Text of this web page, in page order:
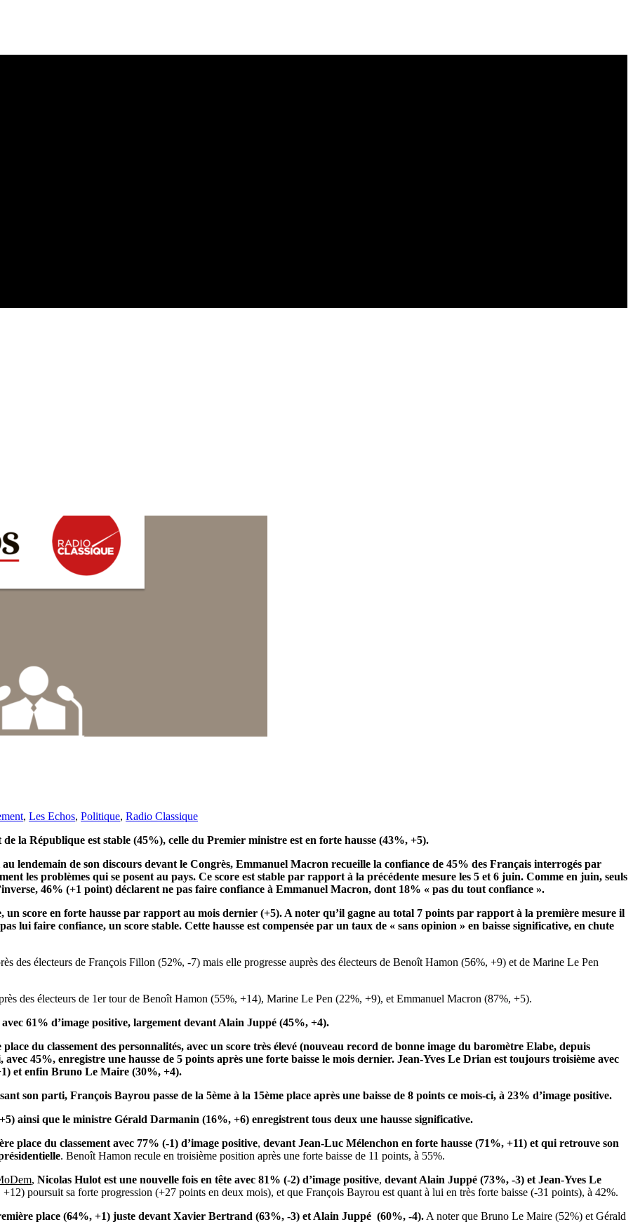
, Les Echos, Politique, Radio Classique
la République est stable (45%), celle du Premier ministre est en forte hausse (43%, +5).
lendemain de son discours devant le Congrès, Emmanuel Macron recueille la confiance de 45% des Français interrogés par
les problèmes qui se posent au pays. Ce score est stable par rapport à la précédente mesure les 5 et 6 juin. Comme en juin, seuls
46% (+1 point) déclarent ne pas faire confiance à Emmanuel Macron, dont 18% « pas du tout confiance ».
score en forte hausse par rapport au mois dernier (+5). A noter qu’il gagne au total 7 points par rapport à la première mesure il
lui faire confiance, un score stable. Cette hausse est compensée par un taux de « sans opinion » en baisse significative, en chute
des électeurs de François Fillon (52%, -7) mais elle progresse auprès des électeurs de Benoît Hamon (56%, +9) et de Marine Le Pen
des électeurs de 1er tour de Benoît Hamon (55%, +14), Marine Le Pen (22%, +9), et Emmanuel Macron (87%, +5).
61% d’image positive, largement devant Alain Juppé (45%, +4).
du classement des personnalités, avec un score très élevé (nouveau record de bonne image du baromètre Elabe, depuis
45%, enregistre une hausse de 5 points après une forte baisse le mois dernier. Jean-Yves Le Drian est toujours troisième avec
et enfin Bruno Le Maire (30%, +4).
son parti, François Bayrou passe de la 5ème à la 15ème place après une baisse de 8 points ce mois-ci, à 23% d’image positive.
ainsi que le ministre Gérald Darmanin (16%, +6) enregistrent tous deux une hausse significative.
place du classement avec 77% (-1) d’image positive, devant Jean-Luc Mélenchon en forte hausse (71%, +11) et qui retrouve son
. Benoît Hamon recule en troisième position après une forte baisse de 11 points, à 55%.
, Nicolas Hulot est une nouvelle fois en tête avec 81% (-2) d’image positive, devant Alain Juppé (73%, -3) et Jean-Yves Le
poursuit sa forte progression (+27 points en deux mois), et que François Bayrou est quant à lui en très forte baisse (-31 points), à 42%.
place (64%, +1) juste devant Xavier Bertrand (63%, -3) et Alain Juppé (60%, -4). A noter que Bruno Le Maire (52%) et Gérald